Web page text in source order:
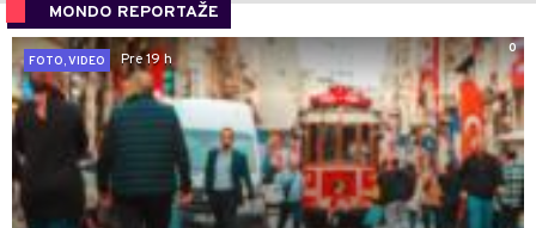
MONDO REPORTAŽE
0
FOTO, VIDEO
Pre 19 h